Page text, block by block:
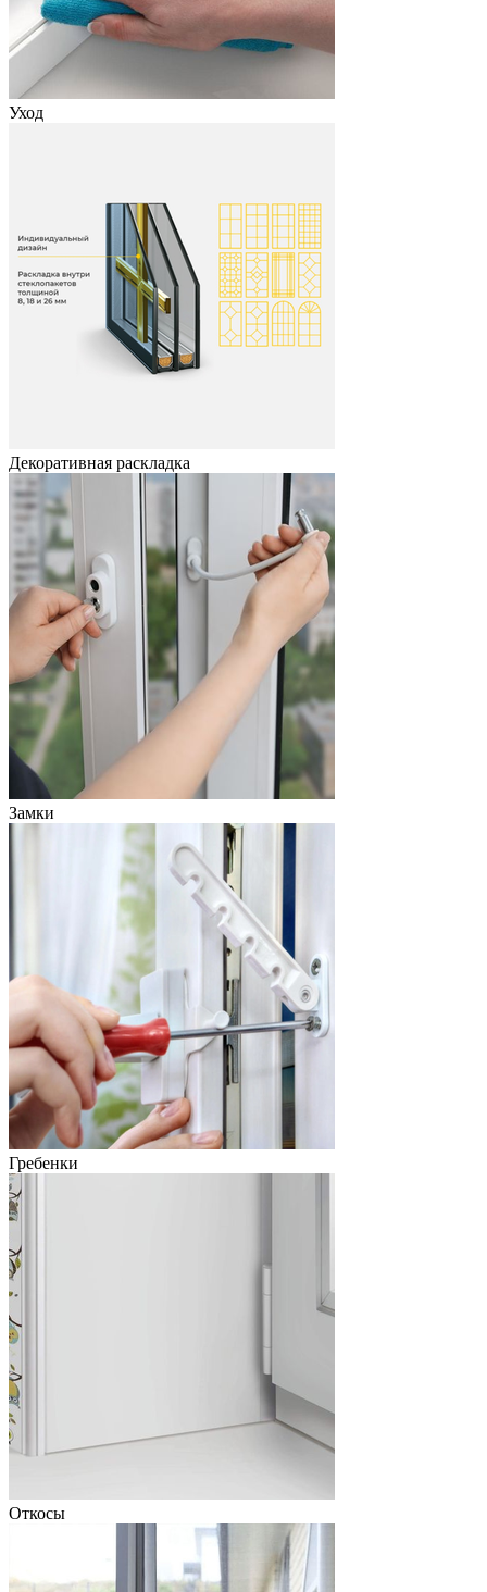
Уход
Декоративная раскладка
Замки
Гребенки
Откосы